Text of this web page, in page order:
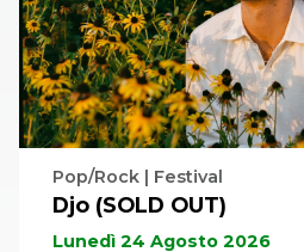
Pop/Rock | Festival
Djo (SOLD OUT)
Lunedì 24 Agosto 2026